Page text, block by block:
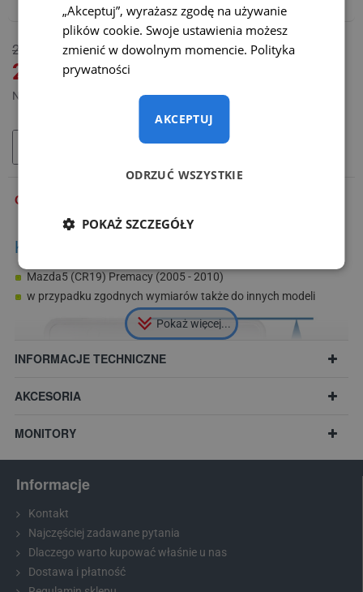
219 zł
265 zł
Netto: 178,05 zł
DOSTĘPNY
MODEL: SC-047-O
DODAJ DO KOSZYKA
OPIS
Kamera pasuje do modeli Mazda:
Mazda5 (CR19) Premacy (2005 - 2010)
w przypadku zgodnych wymiarów także do innych modeli
Zalecenie:
Przed zakupem prosimy zmierzyć wymiary swojego
oświetlenia nad tablicą rejestracyjną i porównać je z wybranym
INFORMACJE TECHNICZNE
AKCESORIA
MONITORY
Informacje
Kontakt
Najczęściej zadawane pytania
Dlaczego warto kupować właśnie u nas
Dostawa i płatność
„Akceptuj”, wyrażasz zgodę na używanie
plików cookie. Swoje ustawienia możesz
zmienić w dowolnym momencie. Polityka
prywatności
AKCEPTUJ
ODRZUĆ WSZYSTKIE
POKAŻ SZCZEGÓŁY